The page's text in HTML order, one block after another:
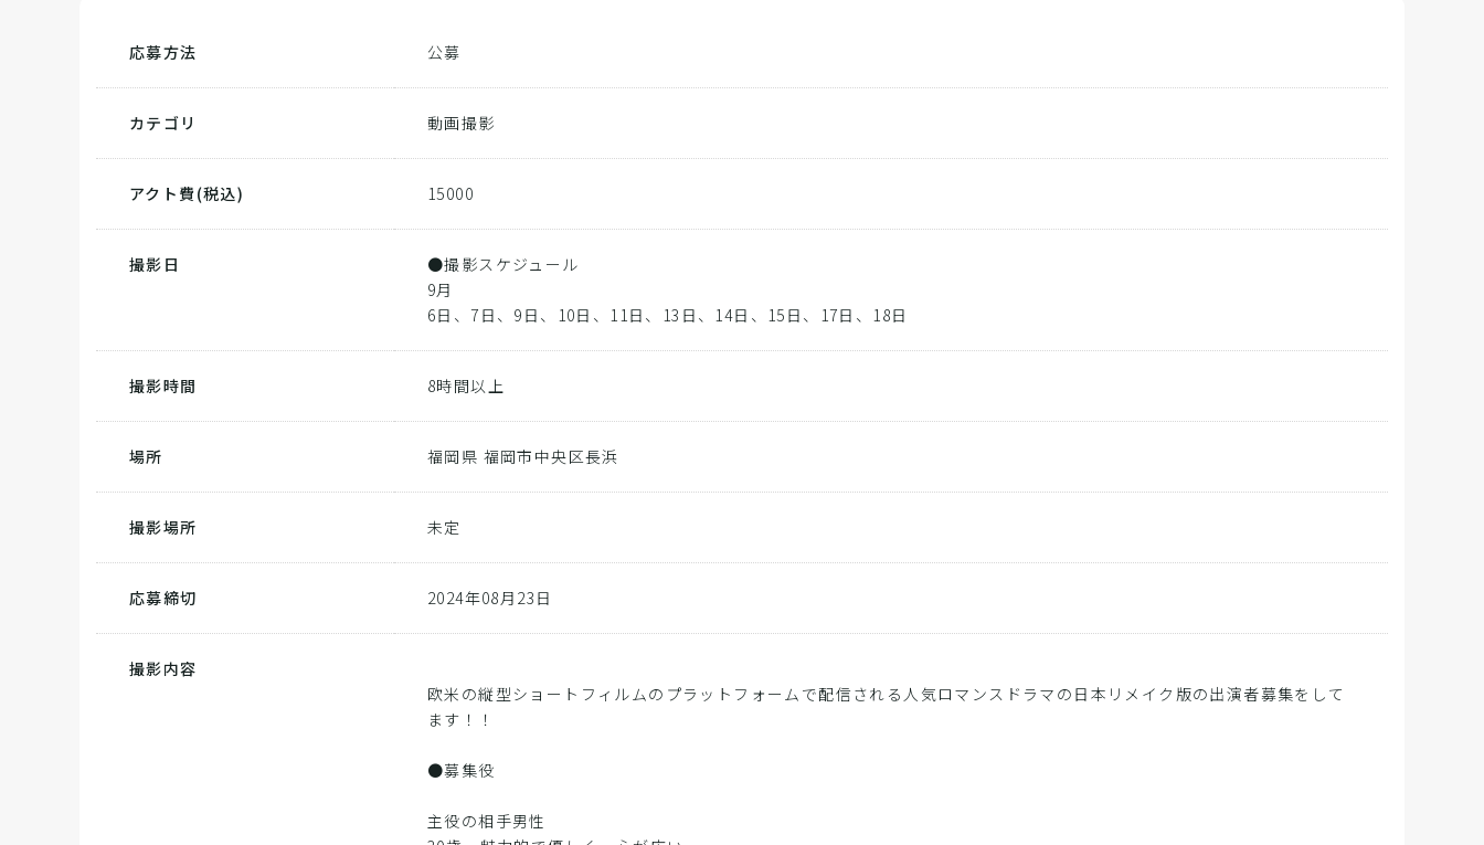
応募方法 公募
カテゴリ 動画撮影
アクト費(税込) 15000
撮影日
●撮影スケジュール
9月
6日、7日、9日、10日、11日、13日、14日、15日、17日、18日
撮影時間 8時間以上
場所 福岡県 福岡市中央区長浜
撮影場所 未定
応募締切 2024年08月23日
撮影内容
欧米の縦型ショートフィルムのプラットフォームで配信される人気ロマンスドラマの日本リメイク版の出演者募集をして
ます！！
●募集役
主役の相手男性